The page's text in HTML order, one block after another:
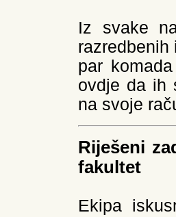
Iz svake
par
ovdje da ih
na svoje
Riješeni
fakultet
Ekipa